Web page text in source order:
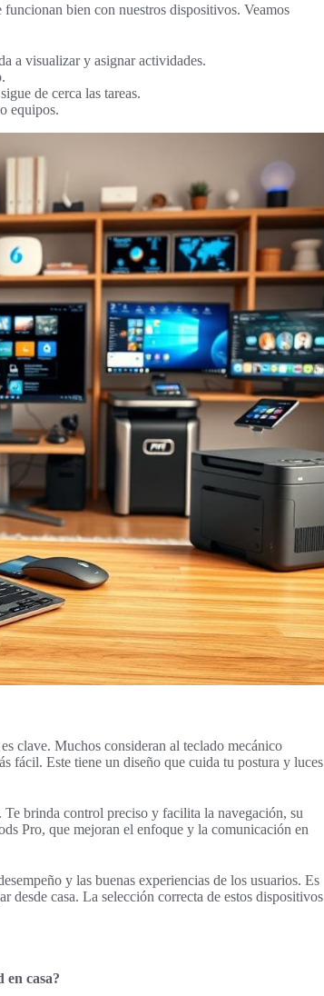
bien con nuestros dispositivos. Veamos
a visualizar y asignar actividades.
de cerca las tareas.
equipos.
clave. Muchos consideran al teclado mecánico
fácil. Este tiene un diseño que cuida tu postura y luces
brinda control preciso y facilita la navegación, su
Pro, que mejoran el enfoque y la comunicación en
y las buenas experiencias de los usuarios. Es
casa. La selección correcta de estos dispositivos
en casa?